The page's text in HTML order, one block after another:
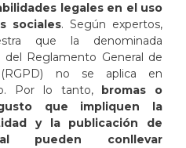
legales en el uso
sociales. Según expertos,
que la denominada
del Reglamento General de
no se aplica en
Por lo tanto, bromas o
que impliquen la
y la publicación de
pueden conllevar